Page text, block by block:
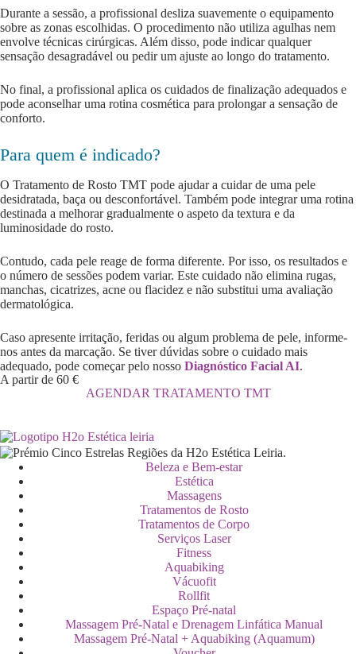
Durante a sessão, a profissional desliza suavemente o equipamento
sobre as zonas escolhidas. O procedimento não utiliza agulhas nem
envolve técnicas cirúrgicas. Além disso, pode indicar qualquer
sensação desagradável ou pedir um ajuste ao longo do tratamento.
No final, a profissional aplica os cuidados de finalização adequados e
pode aconselhar uma rotina cosmética para prolongar a sensação de
conforto.
Para quem é indicado?
O Tratamento de Rosto TMT pode ajudar a cuidar de uma pele
desidratada, baça ou desconfortável. Também pode integrar uma rotina
destinada a melhorar gradualmente o aspeto da textura e da
luminosidade do rosto.
Contudo, cada pele reage de forma diferente. Por isso, os resultados e
o número de sessões podem variar. Este cuidado não elimina rugas,
manchas, cicatrizes, acne ou flacidez e não substitui uma avaliação
dermatológica.
Caso apresente irritação, feridas ou algum problema de pele, informe-
nos antes da marcação. Se tiver dúvidas sobre o cuidado mais
adequado, pode começar pelo nosso Diagnóstico Facial AI.
A partir de 60 €
AGENDAR TRATAMENTO TMT
Beleza e Bem-estar
Estética
Massagens
Tratamentos de Rosto
Tratamentos de Corpo
Serviços Laser
Fitness
Aquabiking
Vácuofit
Rollfit
Espaço Pré-natal
Massagem Pré-Natal e Drenagem Linfática Manual
Massagem Pré-Natal + Aquabiking (Aquamum)